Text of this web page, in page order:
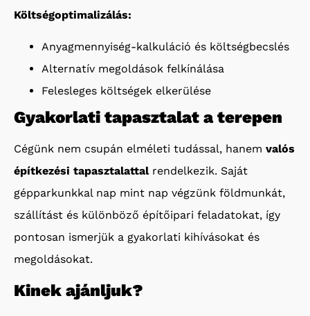
Költségoptimalizálás:
Anyagmennyiség-kalkuláció és költségbecslés
Alternatív megoldások felkínálása
Felesleges költségek elkerülése
Gyakorlati tapasztalat a terepen
Cégünk nem csupán elméleti tudással, hanem valós
építkezési tapasztalattalrendelkezik. Saját
gépparkunkkal nap mint nap végzünk földmunkát,
szállítást és különböző építőipari feladatokat, így
pontosan ismerjük a gyakorlati kihívásokat és
megoldásokat.
Kinek ajánljuk?